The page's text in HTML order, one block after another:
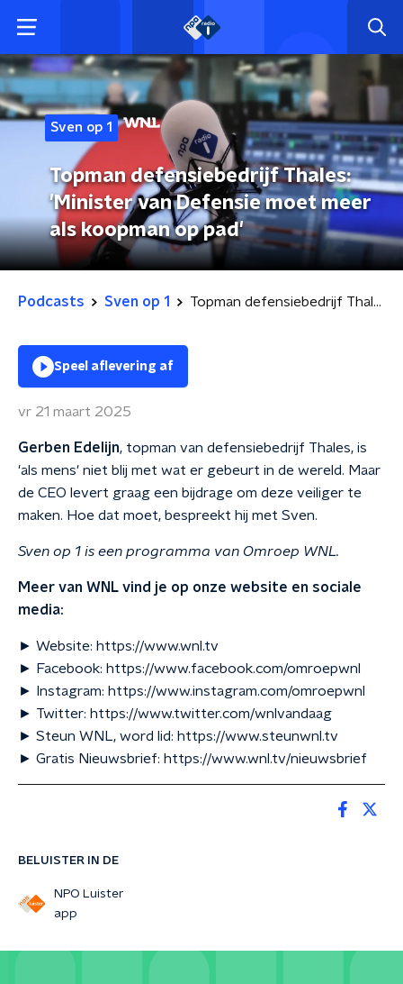
Sven op 1
Topman defensiebedrijf Thales:
'Minister van Defensie moet meer
als koopman op pad'
Podcasts Sven op 1 Topman defensiebedrijf Thales: 'Minister van Defensie moet meer als koopman op pad'
BELUISTER IN DE
NPO Luister
app
Speel aflevering af
vr 21 maart 2025
Gerben Edelijn, topman van defensiebedrijf Thales, is
'als mens' niet blij met wat er gebeurt in de wereld. Maar
de CEO levert graag een bijdrage om deze veiliger te
maken. Hoe dat moet, bespreekt hij met Sven.
Sven op 1 is een programma van Omroep WNL.
Meer van WNL vind je op onze website en sociale
media:
► Website: https://www.wnl.tv
► Facebook: https://www.facebook.com/omroepwnl
► Instagram: https://www.instagram.com/omroepwnl
► Twitter: https://www.twitter.com/wnlvandaag
► Steun WNL, word lid: https://www.steunwnl.tv
► Gratis Nieuwsbrief: https://www.wnl.tv/nieuwsbrief